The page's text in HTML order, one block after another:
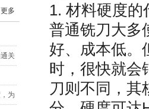
1. 材料硬度的
普通铣刀大多
好、成本低。
时，很快就会
刀则不同，
更多
关
为